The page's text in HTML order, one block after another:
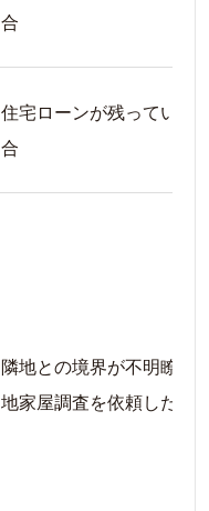
合
住宅ローンが残っている
合
隣地との境界が不明瞭で
地家屋調査を依頼した場